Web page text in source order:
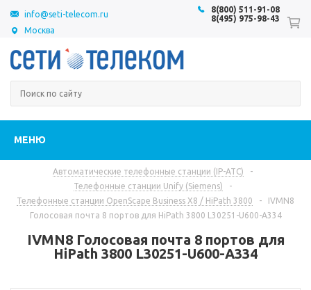
Москва
8(800) 511-91-08
8(495) 975-98-43
info@seti-telecom.ru
МЕНЮ
Автоматические телефонные станции (IP-АТС)
-
Телефонные станции Unify (Siemens)
-
Телефонные станции OpenScape Business X8 / HiPath 3800
-
IVMN8
Голосовая почта 8 портов для HiPath 3800 L30251-U600-A334
IVMN8 Голосовая почта 8 портов для
HiPath 3800 L30251-U600-A334